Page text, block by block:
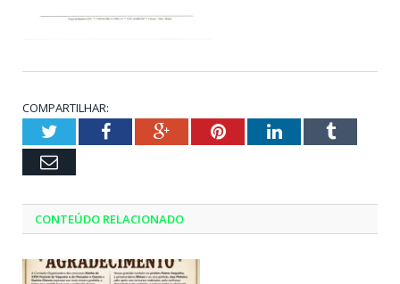
COMPARTILHAR:
TwitterFacebookGoogle+PinterestLinkedInTumblr
Email
CONTEÚDO RELACIONADO